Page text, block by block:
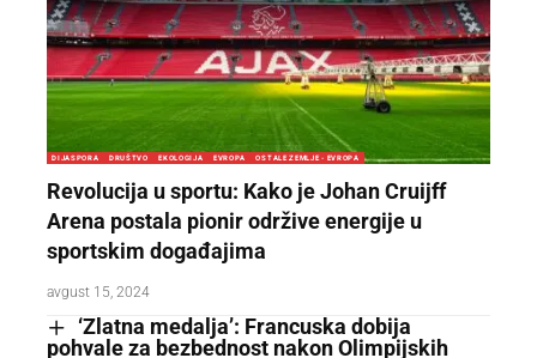
DIJASPORA DRUŠTVO EKOLOGIJA EVROPA OSTALE ZEMLJE - EVROPA
Revolucija u sportu: Kako je Johan Cruijff
Arena postala pionir održive energije u
sportskim događajima
avgust 15, 2024
‘Zlatna medalja’: Francuska dobija
pohvale za bezbednost nakon Olimpijskih